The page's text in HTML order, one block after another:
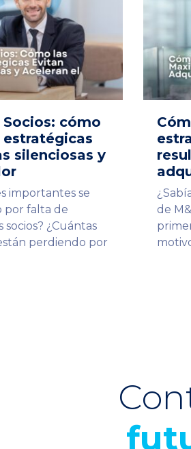
cómo
silenciosas y
importantes se
por falta de
¿Cuántas
perdiendo por
de